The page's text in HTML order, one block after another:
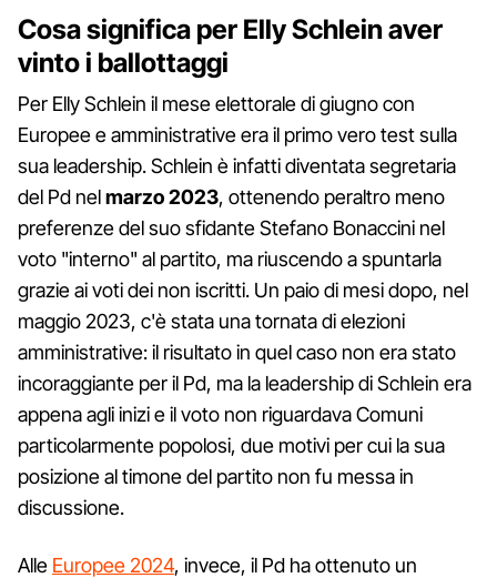
Cosa significa per Elly Schlein aver
vinto i ballottaggi
Per Elly Schlein il mese elettorale di giugno con
Europee e amministrative era il primo vero test sulla
sua leadership. Schlein è infatti diventata segretaria
del Pd nelmarzo 2023, ottenendo peraltro meno
preferenze del suo sfidante Stefano Bonaccini nel
voto "interno" al partito, ma riuscendo a spuntarla
grazie ai voti dei non iscritti. Un paio di mesi dopo, nel
maggio 2023, c'è stata una tornata di elezioni
amministrative: il risultato in quel caso non era stato
incoraggiante per il Pd, ma la leadership di Schlein era
appena agli inizi e il voto non riguardava Comuni
particolarmente popolosi, due motivi per cui la sua
posizione al timone del partito non fu messa in
discussione.
Alle Europee 2024, invece, il Pd ha ottenuto un